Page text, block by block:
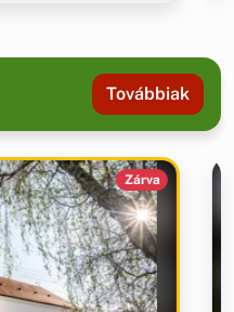
Továbbiak
Zárva